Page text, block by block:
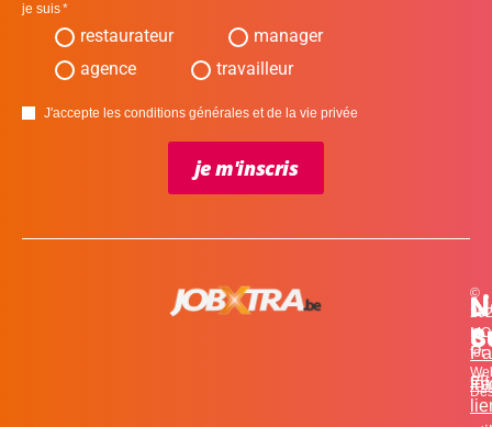
et
©
for
je suis
restaurateur
manager
agence
travailleur
J'accepte les conditions générales et de la vie privée
je m'inscris